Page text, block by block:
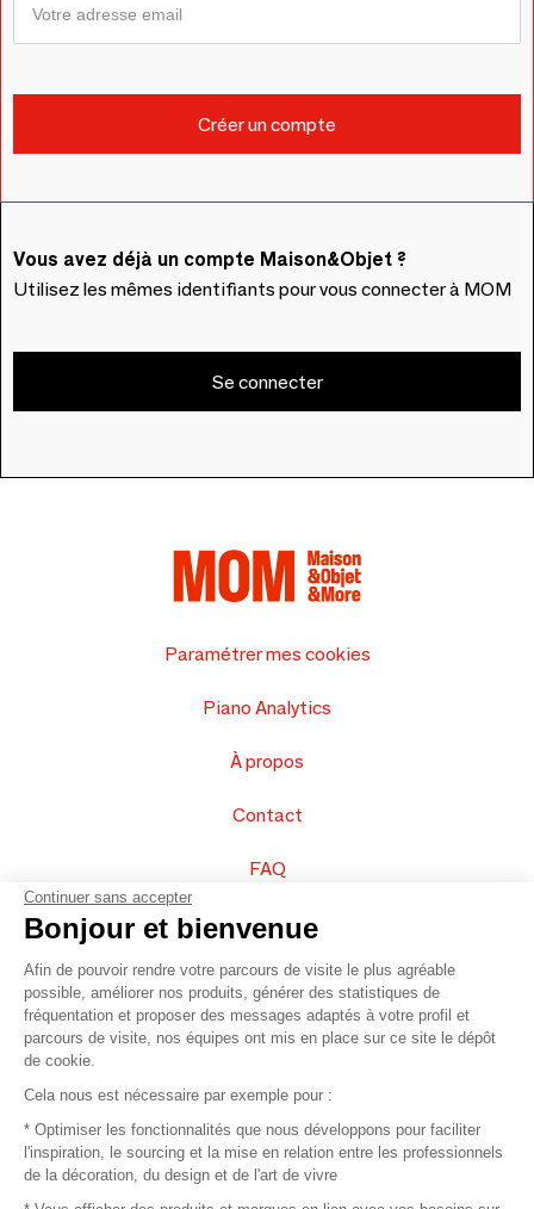
Vous avez déjà un compte Maison&Objet ?
Utilisez les mêmes identifiants pour vous connecter à MOM
Se connecter
Paramétrer mes cookies
Piano Analytics
À propos
Contact
FAQ
Vendez vos produits
Plan du site
© 2016 –Organisation SAFI
Recrutement
Continuer sans accepter
Bonjour et bienvenue
Afin de pouvoir rendre votre parcours de visite le plus agréable
possible, améliorer nos produits, générer des statistiques de
fréquentation et proposer des messages adaptés à votre profil et
parcours de visite, nos équipes ont mis en place sur ce site le dépôt
de cookie.
Cela nous est nécessaire par exemple pour :
* Optimiser les fonctionnalités que nous développons pour faciliter
l'inspiration, le sourcing et la mise en relation entre les professionnels
de la décoration, du design et de l'art de vivre